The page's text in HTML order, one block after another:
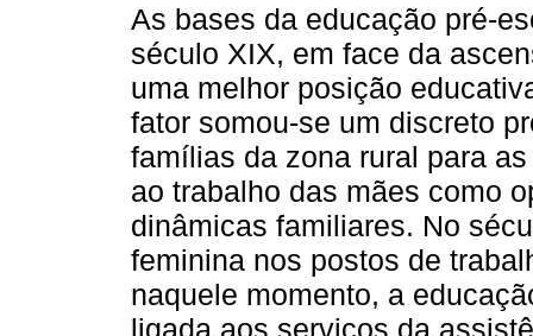
As bases da educação pré-
século XIX, em face da
uma melhor posição
fator somou-se um discreto
famílias da zona rural para
ao trabalho das mães como
dinâmicas familiares. No
feminina nos postos de
naquele momento, a
ligada aos serviços da